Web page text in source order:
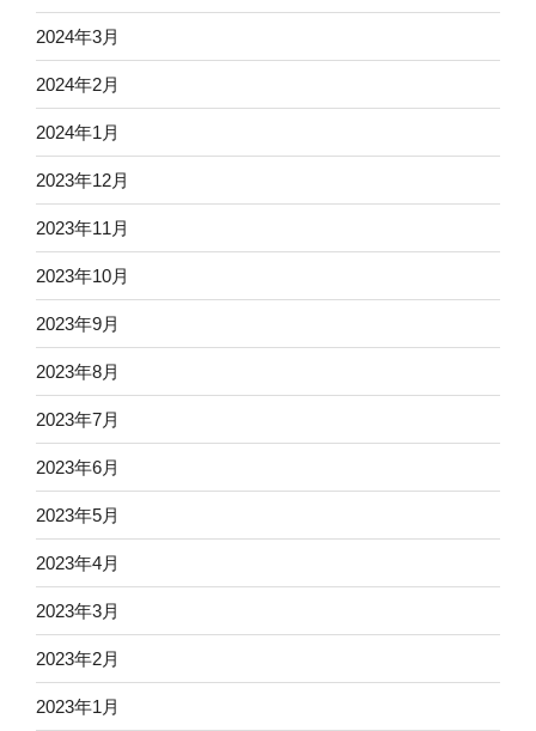
2024年3月
2024年2月
2024年1月
2023年12月
2023年11月
2023年10月
2023年9月
2023年8月
2023年7月
2023年6月
2023年5月
2023年4月
2023年3月
2023年2月
2023年1月